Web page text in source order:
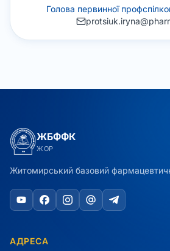
Голова первинної
ЖБФФК
ЖОР
Житомирський базовий
АДРЕСА